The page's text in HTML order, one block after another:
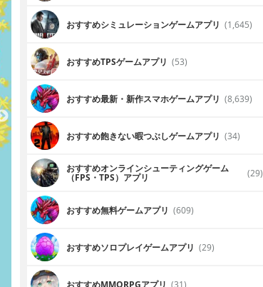
おすすめシミュレーションゲームアプリ (1,645)
おすすめTPSゲームアプリ (53)
おすすめ最新・新作スマホゲームアプリ (8,639)
おすすめ飽きない暇つぶしゲームアプリ (34)
おすすめオンラインシューティングゲーム
（FPS・TPS）アプリ (29)
おすすめ無料ゲームアプリ (609)
おすすめソロプレイゲームアプリ (29)
おすすめ MMORPGアプリ (31)